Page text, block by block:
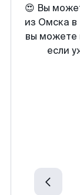
😍 Вы
из Омска в
вы можете
если